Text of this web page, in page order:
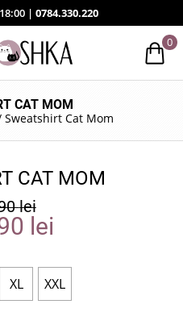
| 0784.330.220
0
CAT MOM
Sweatshirt Cat Mom
CAT MOM
lei
lei
XL XXL